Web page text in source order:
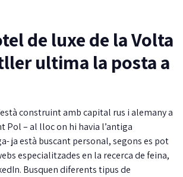
de luxe de la Volta
ultima la posta a
construint amb capital rus i alemany a
Pol – al lloc on hi havia l’antiga
ja està buscant personal, segons es pot
especialitzades en la recerca de feina,
Busquen diferents tipus de